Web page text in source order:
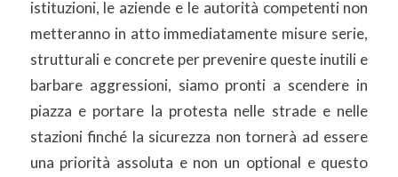
istituzioni, le aziende e le autorità competenti non
metteranno in atto immediatamente misure serie,
strutturali e concrete per prevenire queste inutili e
barbare aggressioni, siamo pronti a scendere in
piazza e portare la protesta nelle strade e nelle
stazioni finché la sicurezza non tornerà ad essere
una priorità assoluta e non un optional e questo